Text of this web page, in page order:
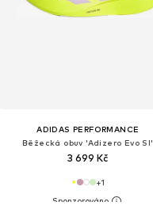
ADIDAS PERFORMANCE
Běžecká obuv 'Adizero Evo Sl'
3 699 Kč
+1